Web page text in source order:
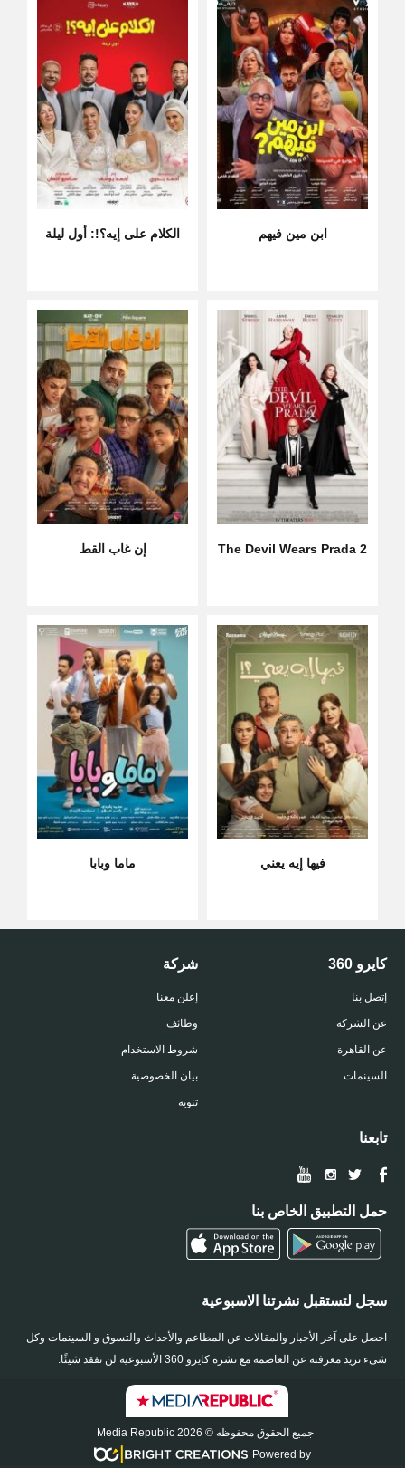
ابن مين فيهم الكلام على إيه؟!: أول ليلة
The Devil Wears Prada 2 إن غاب القط
فيها إيه يعني ماما وبابا
كايرو 360
إتصل بنا
عن الشركة
عن القاهرة
السينمات
شركة
إعلن معنا
وظائف
شروط الاستخدام
بيان الخصوصية
تنويه
تابعنا
حمل التطبيق الخاص بنا
سجل لتستقبل نشرتنا الاسبوعية
احصل على آخر الأخبار والمقالات عن المطاعم والأحداث والتسوق و السينمات وكل
شىء تريد معرفته عن العاصمة مع نشرة كايرو 360 الأسبوعية لن تفقد شيئًا.
جميع الحقوق محفوظه © 2026 Media Republic
Powered by